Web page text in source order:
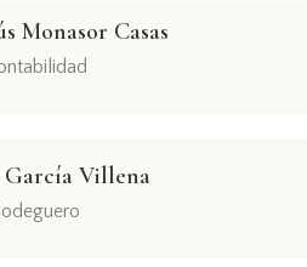
Monasor Casas
Villena